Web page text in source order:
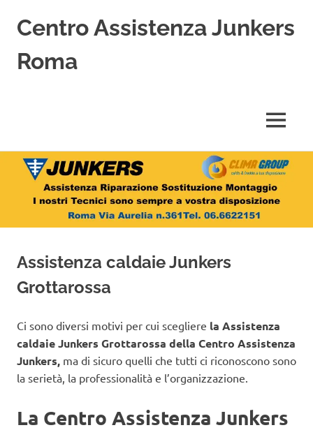
Salta
contenuto
Centro Assistenza Junkers
Roma
Riparazione,
Sostituzione,
Installazione
di
Junkers
Roma
MENU
Assistenza caldaie Junkers
Grottarossa
Ci sono diversi motivi per cui scegliere la Assistenza
caldaie Junkers Grottarossa della Centro Assistenza
Junkers, ma di sicuro quelli che tutti ci riconoscono sono
la serietà, la professionalità e l’organizzazione.
La Centro Assistenza Junkers